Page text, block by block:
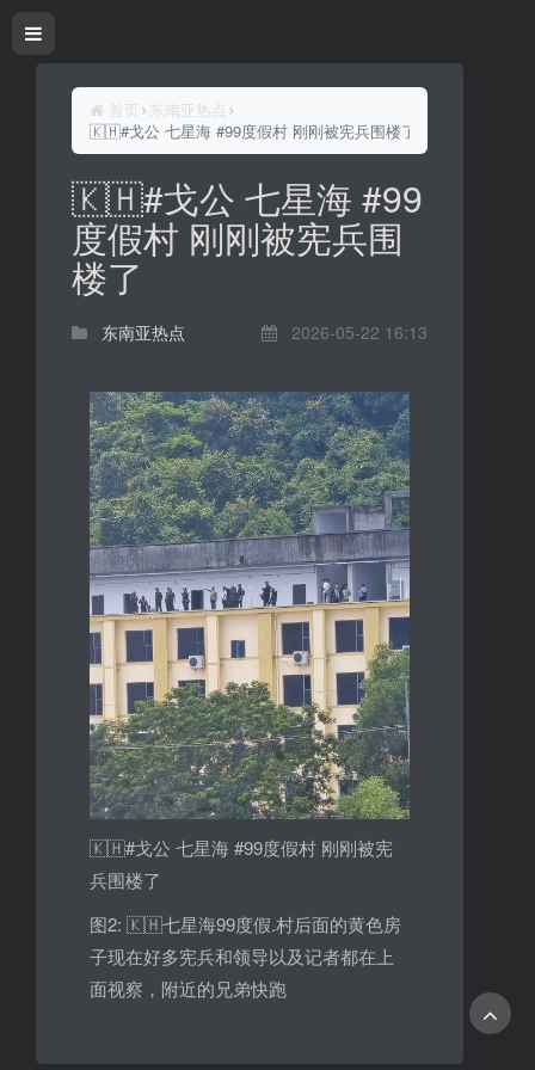
首页
东南亚热点
🇰🇭#戈公 七星海 #99度假村 刚刚被宪兵围楼了
🇰🇭#戈公 七星海 #99
度假村 刚刚被宪兵围
楼了
东南亚热点 2026-05-22 16:13
🇰🇭#戈公 七星海 #99度假村 刚刚被宪
兵围楼了
图2: 🇰🇭七星海99度假.村后面的黄色房
子现在好多宪兵和领导以及记者都在上
面视察，附近的兄弟快跑